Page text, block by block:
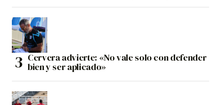
Cervera advierte: «No vale solo con defender
bien y ser aplicado»